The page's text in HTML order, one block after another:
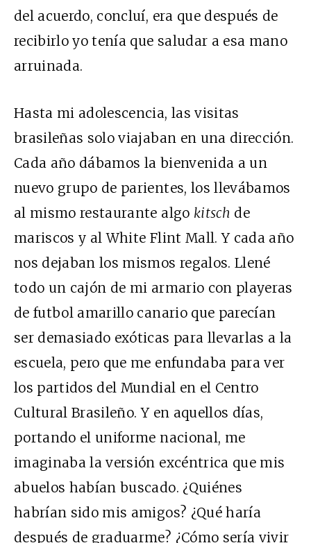
del acuerdo, concluí, era que después de
recibirlo yo tenía que saludar a esa mano
arruinada.
Hasta mi adolescencia, las visitas
brasileñas solo viajaban en una dirección.
Cada año dábamos la bienvenida a un
nuevo grupo de parientes, los llevábamos
al mismo restaurante algo kitsch de
mariscos y al White Flint Mall. Y cada año
nos dejaban los mismos regalos. Llené
todo un cajón de mi armario con playeras
de futbol amarillo canario que parecían
ser demasiado exóticas para llevarlas a la
escuela, pero que me enfundaba para ver
los partidos del Mundial en el Centro
Cultural Brasileño. Y en aquellos días,
portando el uniforme nacional, me
imaginaba la versión excéntrica que mis
abuelos habían buscado. ¿Quiénes
habrían sido mis amigos? ¿Qué haría
después de graduarme? ¿Cómo sería vivir